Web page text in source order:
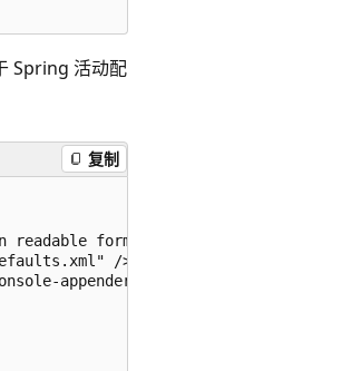
Spring 活动配
复制
readable format -->
/>
appender.xml" />